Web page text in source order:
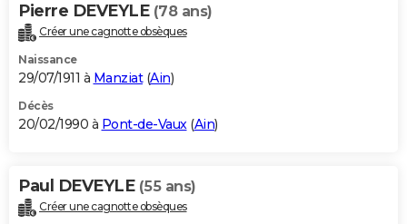
Pierre DEVEYLE (78 ans)
Créer une cagnotte obsèques
Naissance
29/07/1911 à Manziat(Ain)
Décès
20/02/1990 à Pont-de-Vaux(Ain)
Paul DEVEYLE (55 ans)
Créer une cagnotte obsèques